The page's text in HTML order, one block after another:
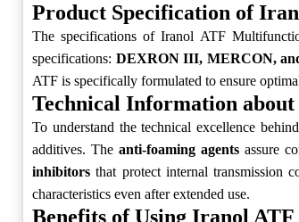
Product Specification of
The specifications of Iranol ATF
specifications: DEXRON III, MERCON,
ATF is specifically formulated to ensure
Technical Information
To understand the technical excellence
additives. The anti-foaming agents assure
inhibitors that protect internal transmission
characteristics even after extended use.
Benefits of Using Iranol